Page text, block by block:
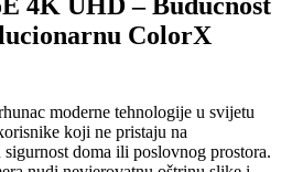
4K UHD – Budućnost
ColorX
moderne tehnologije u svijetu
koji ne pristaju na
doma ili poslovnog prostora.